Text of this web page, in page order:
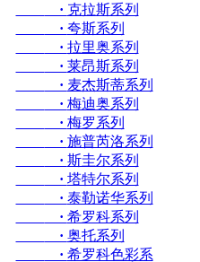
· 克拉斯系列
· 夸斯系列
· 拉里奥系列
· 莱昂斯系列
· 麦杰斯蒂系列
· 梅迪奥系列
· 梅罗系列
· 施普芮洛系列
· 斯圭尔系列
· 塔特尔系列
· 泰勒诺华系列
· 希罗科系列
· 奥托系列
· 希罗科色彩系